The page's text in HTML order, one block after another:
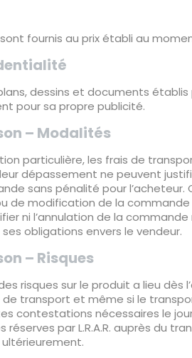
fournis au prix établi au
dessins et documents établis
pour sa propre publicité.
– Modalités
particulière, les frais de
dépassement ne peuvent
sans pénalité pour
de modification de la
ni l’annulation de la
obligations envers le vendeur.
– Risques
risques sur le produit a lieu
transport et même si le
contestations nécessaires le
réserves par L.R.A.R. auprès du